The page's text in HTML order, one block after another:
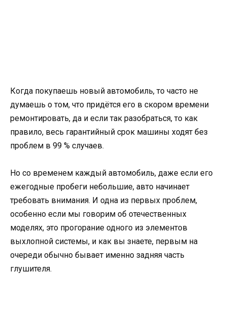
Когда покупаешь новый автомобиль, то часто не
думаешь о том, что придётся его в скором времени
ремонтировать, да и если так разобраться, то как
правило, весь гарантийный срок машины ходят без
проблем в 99 % случаев.
Но со временем каждый автомобиль, даже если его
ежегодные пробеги небольшие, авто начинает
требовать внимания. И одна из первых проблем,
особенно если мы говорим об отечественных
моделях, это прогорание одного из элементов
выхлопной системы, и как вы знаете, первым на
очереди обычно бывает именно задняя часть
глушителя.